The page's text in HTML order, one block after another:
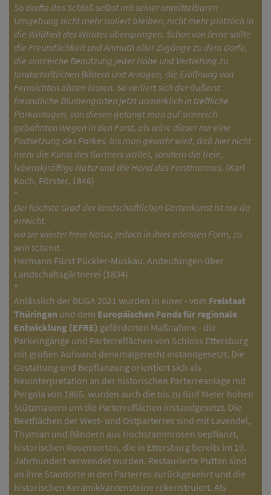
So durfte das Schloß selbst mit seiner unmittelbaren
Umgebung nicht mehr isoliert bleiben, nicht mehr plötzlich in
die Wildheit des Waldes überspringen. Schon von ferne sollte
die Freundlichkeit und Anmuth aller Zugänge zu dem Dorfe,
die sinnreiche Benutzung jeder Höhe und Vertiefung zu
landschaftlichen Bildern und Anlagen, die Eröffnung von
Fernsichten ahnen lassen. So verliert sich der äußerst
freundliche Blumengarten jetzt unmerklich in treffliche
Parkanlagen, von diesen gelangt man auf sinnreich
gebahnten Wegen in den Forst, als wäre dieser nur eine
Fortsetzung des Parkes, bis man gewahr wird, daß hier nicht
mehr die Kunst des Gärtners waltet, sondern die freie,
lebenskjräftige Natur und die Hand des Forstmannes. (Karl
Koch, Förster, 1846)
*
Der höchste Grad der landschaftlichen Gartenkunst ist nur da
erreicht,
wo sie wieder freie Natur, jedoch in ihrer edelsten Form, zu
sein scheint.
Hermann Fürst Pückler-Muskau, Andeutungen über
Landschaftsgärtnerei (1834)
*
Anlässlich der BUGA 2021 wurden in einer - vom Freistaat
Thüringen und dem Europäischen Fonds für regionale
Entwicklung (EFRE) geförderten Maßnahme - die
Parkeingänge und Parterreflächen von Schloss Ettersburg
mit großen Aufwand denkmalgerecht instandgesetzt. Die
Gestaltung und Bepflanzung orientiert sich als
Neuinterpretation an der historischen Parterreanlage mit
Pergola von 1865. wurden auch die bis zu fünf Meter hohen
Stützmauern um die Parterreflächen instandgesetzt. Die
Beetflächen der West- und Ostparterres sind mit Lavendel,
Thymian und Bändern aus Hochstammrosen bepflanzt,
historischen Rosensorten, die in Ettersburg bereits im 19.
Jahrhundert verwendet wurden. Restaurierte Putten sind
an ihre Standorte in den Parterres zurückgekehrt und die
historischen Keramikkantensteine rekonstruiert. Als